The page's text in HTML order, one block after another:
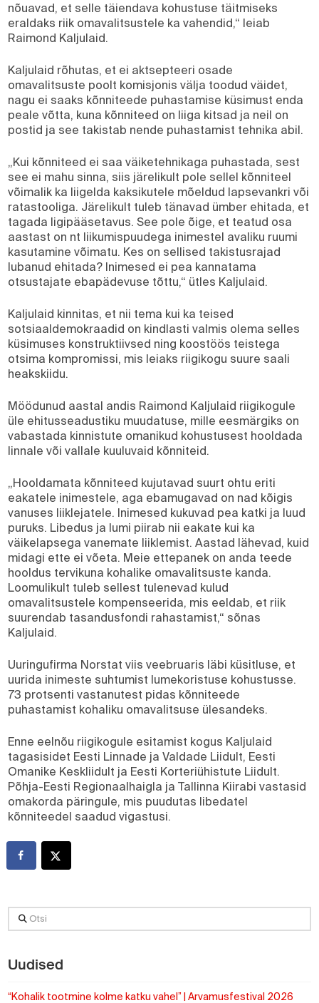
nõuavad, et selle täiendava kohustuse täitmiseks
eraldaks riik omavalitsustele ka vahendid,“ leiab
Raimond Kaljulaid.
Kaljulaid rõhutas, et ei aktsepteeri osade
omavalitsuste poolt komisjonis välja toodud väidet,
nagu ei saaks kõnniteede puhastamise küsimust enda
peale võtta, kuna kõnniteed on liiga kitsad ja neil on
postid ja see takistab nende puhastamist tehnika abil.
„Kui kõnniteed ei saa väiketehnikaga puhastada, sest
see ei mahu sinna, siis järelikult pole sellel kõnniteel
võimalik ka liigelda kaksikutele mõeldud lapsevankri või
ratastooliga. Järelikult tuleb tänavad ümber ehitada, et
tagada ligipääsetavus. See pole õige, et teatud osa
aastast on nt liikumispuudega inimestel avaliku ruumi
kasutamine võimatu. Kes on sellised takistusrajad
lubanud ehitada? Inimesed ei pea kannatama
otsustajate ebapädevuse tõttu,“ ütles Kaljulaid.
Kaljulaid kinnitas, et nii tema kui ka teised
sotsiaaldemokraadid on kindlasti valmis olema selles
küsimuses konstruktiivsed ning koostöös teistega
otsima kompromissi, mis leiaks riigikogu suure saali
heakskiidu.
Möödunud aastal andis Raimond Kaljulaid riigikogule
üle ehitusseadustiku muudatuse, mille eesmärgiks on
vabastada kinnistute omanikud kohustusest hooldada
linnale või vallale kuuluvaid kõnniteid.
„Hooldamata kõnniteed kujutavad suurt ohtu eriti
eakatele inimestele, aga ebamugavad on nad kõigis
vanuses liiklejatele. Inimesed kukuvad pea katki ja luud
puruks. Libedus ja lumi piirab nii eakate kui ka
väikelapsega vanemate liiklemist. Aastad lähevad, kuid
midagi ette ei võeta. Meie ettepanek on anda teede
hooldus tervikuna kohalike omavalitsuste kanda.
Loomulikult tuleb sellest tulenevad kulud
omavalitsustele kompenseerida, mis eeldab, et riik
suurendab tasandusfondi rahastamist,“ sõnas
Kaljulaid.
Uuringufirma Norstat viis veebruaris läbi küsitluse, et
uurida inimeste suhtumist lumekoristuse kohustusse.
73 protsenti vastanutest pidas kõnniteede
puhastamist kohaliku omavalitsuse ülesandeks.
Enne eelnõu riigikogule esitamist kogus Kaljulaid
tagasisidet Eesti Linnade ja Valdade Liidult, Eesti
Omanike Keskliidult ja Eesti Korteriühistute Liidult.
Põhja-Eesti Regionaalhaigla ja Tallinna Kiirabi vastasid
omakorda päringule, mis puudutas libedatel
kõnniteedel saadud vigastusi.
Otsi
Uudised
“Kohalik tootmine kolme katku vahel” | Arvamusfestival 2026